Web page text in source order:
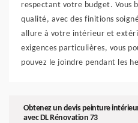
respectant votre budget. Vous
qualité, avec des finitions
allure à votre intérieur et
exigences particulières, vous
pouvez le joindre pendant les
Obtenez un devis peinture
avec DL Rénovation 73